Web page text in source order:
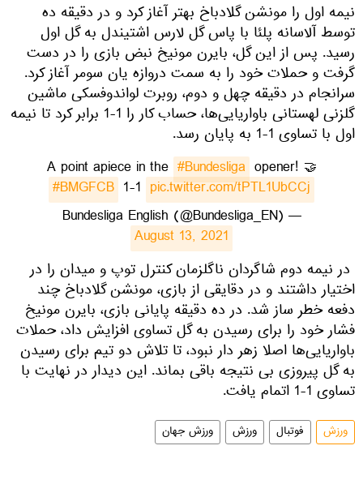
نیمه اول را مونشن گلادباخ بهتر آغاز کرد و در دقیقه ده
توسط آلاسانه پلئا با پاس گل لارس اشتیندل به گل اول
رسید. پس از این گل، بایرن مونیخ نبض بازی را در دست
گرفت و حملات خود را به سمت دروازه یان سومر آغاز کرد.
سرانجام در دقیقه چهل و دوم، روبرت لواندوفسکی ماشین
گلزنی لهستانی باواریایی‌ها، حساب کار را 1-1 برابر کرد تا نیمه
اول با تساوی 1-1 به پایان رسد.
A point apiece in the #Bundesliga opener! 🤝
#BMGFCB 1-1 pic.twitter.com/tPTL1UbCCj
— Bundesliga English (@Bundesliga_EN)
August 13, 2021
در نیمه دوم شاگردان ناگلزمان کنترل توپ و میدان را در
اختیار داشتند و در دقایقی از بازی، مونشن گلادباخ چند
دفعه خطر ساز شد. در ده دقیقه پایانی بازی، بایرن مونیخ
فشار خود را برای رسیدن به گل تساوی افزایش داد، حملات
باواریایی‌ها اصلا زهر دار نبود، تا تلاش دو تیم برای رسیدن
به گل پیروزی بی نتیجه باقی بماند. این دیدار در نهایت با
تساوی 1-1 اتمام یافت.
ورزش فوتبال ورزش ورزش جهان